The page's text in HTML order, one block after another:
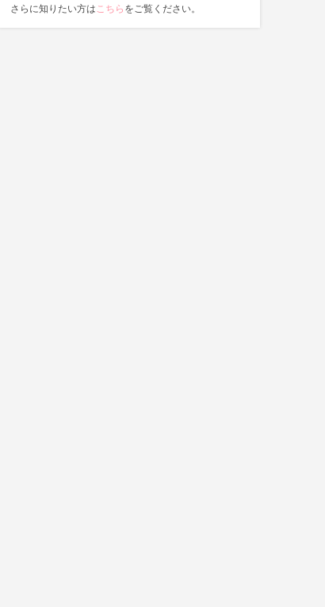
さらに知りたい方はこちらをご覧ください。